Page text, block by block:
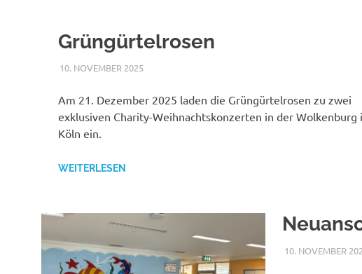
Grüngürtelrosen
10. NOVEMBER 2025
Am 21. Dezember 2025 laden die Grüngürtelrosen zu zwei
exklusiven Charity-Weihnachtskonzerten in der Wolkenburg
Köln ein.
WEITERLESEN
10. NOVEMBER